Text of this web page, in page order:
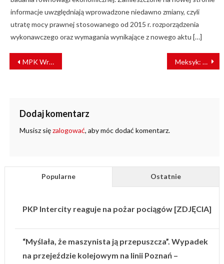
informacje uwzględniają wprowadzone niedawno zmiany, czyli
utratę mocy prawnej stosowanego od 2015 r. rozporządzenia
wykonawczego oraz wymagania wynikające z nowego aktu […]
NAWIGACJA
WPISU
MPK Wrocław w upały zapewni czworonogom wodę Meksyk: Linię kolejową Tren Maya zbuduje konsorcjum pod przewodnictwem Alstom-Bombardier
Dodaj komentarz
Musisz sięzalogować, aby móc dodać komentarz.
Popularne Ostatnie
PKP Intercity reaguje na pożar pociągów [ZDJĘCIA]
“Myślała, że maszynista ją przepuszcza”. Wypadek
na przejeździe kolejowym na linii Poznań –